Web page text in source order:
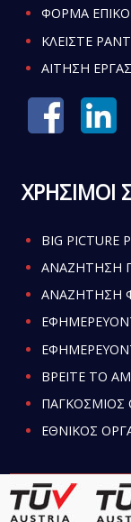
ΦΟΡΜΑ
ΚΛΕΙΣΤΕ
ΑΙΤΗΣΗ
ΧΡΗΣΙΜΟΙ
BIG PICTURE
ΑΝΑΖΗΤΗΣΗ
ΑΝΑΖΗΤΗΣΗ
ΒΡΕΙΤΕ ΤΟ
ΠΑΓΚΟΣΜΙΟΣ
ΕΘΝΙΚΟΣ